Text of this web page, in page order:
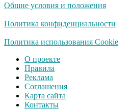
Общие условия и положения
Политика конфиденциальности
Политика использования Cookie
О проекте
Правила
Реклама
Соглашения
Карта сайта
Контакты